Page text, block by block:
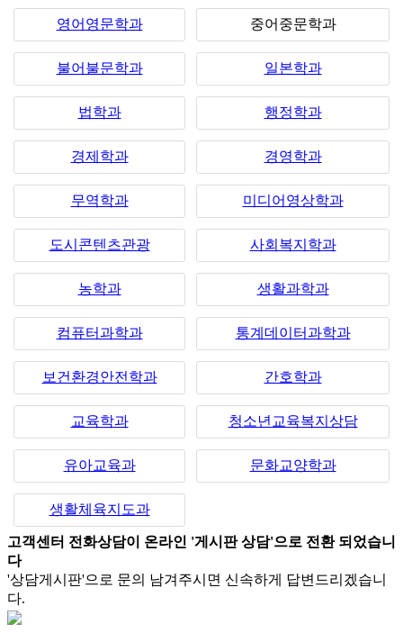
영어영문학과 중어중문학과
불어불문학과 일본학과
법학과 행정학과
경제학과 경영학과
무역학과 미디어영상학과
도시콘텐츠관광 사회복지학과
농학과 생활과학과
컴퓨터과학과 통계데이터과학과
보건환경안전학과 간호학과
교육학과 청소년교육복지상담
유아교육과 문화교양학과
생활체육지도과
고객센터 전화상담이 온라인 '게시판 상담'으로 전환 되었습니
다
'상담게시판'으로 문의 남겨주시면 신속하게 답변드리겠습니
다.